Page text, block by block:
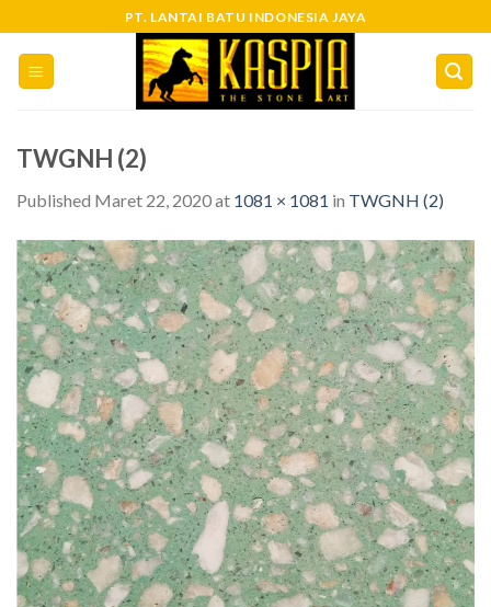
content
PT. LANTAI BATU INDONESIA JAYA
TWGNH (2)
Published Maret 22, 2020at 1081 × 1081 in TWGNH (2)